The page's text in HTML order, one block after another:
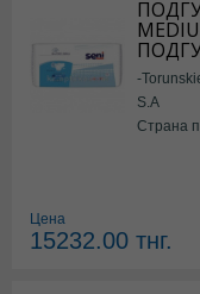
-
S.A
Страна
Цена
15232.00 тнг.